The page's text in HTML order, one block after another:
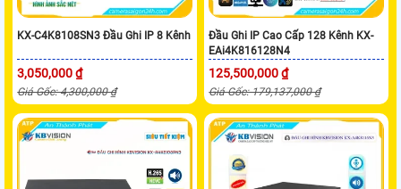
KX-C4K8108SN3 Đầu Ghi IP 8 Kênh
3,050,000 ₫
Giá Gốc: 4,300,000 ₫
Đầu Ghi IP Cao Cấp 128 Kênh KX-
EAi4K816128N4
125,500,000 ₫
Giá Gốc: 179,137,000 ₫